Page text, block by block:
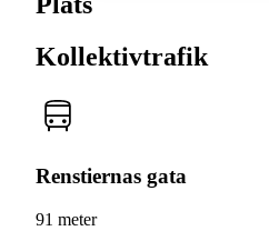
Kollektivtrafik
Renstiernas gata
91 meter